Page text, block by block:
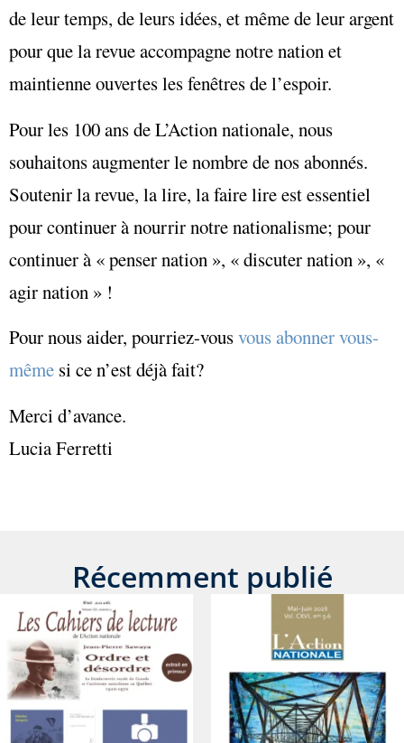
de leur temps, de leurs idées, et même de leur argent
pour que la revue accompagne notre nation et
maintienne ouvertes les fenêtres de l’espoir.
Pour les 100 ans de L’Action nationale, nous
souhaitons augmenter le nombre de nos abonnés.
Soutenir la revue, la lire, la faire lire est essentiel
pour continuer à nourrir notre nationalisme; pour
continuer à « penser nation », « discuter nation », «
agir nation » !
Pour nous aider, pourriez-vousvous abonner vous-
même si ce n’est déjà fait?
Merci d’avance.
Lucia Ferretti
Récemment publié